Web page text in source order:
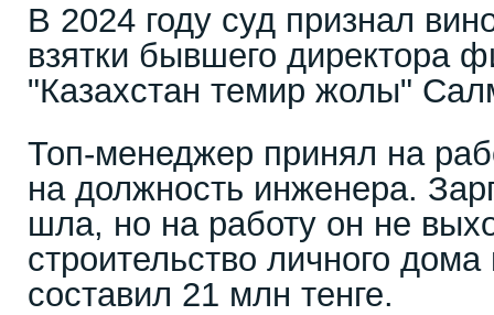
В 2024 году суд признал
взятки бывшего директора
"Казахстан темир жолы"
Топ-менеджер принял на
на должность инженера.
шла, но на работу он не
строительство личного
составил 21 млн тенге.